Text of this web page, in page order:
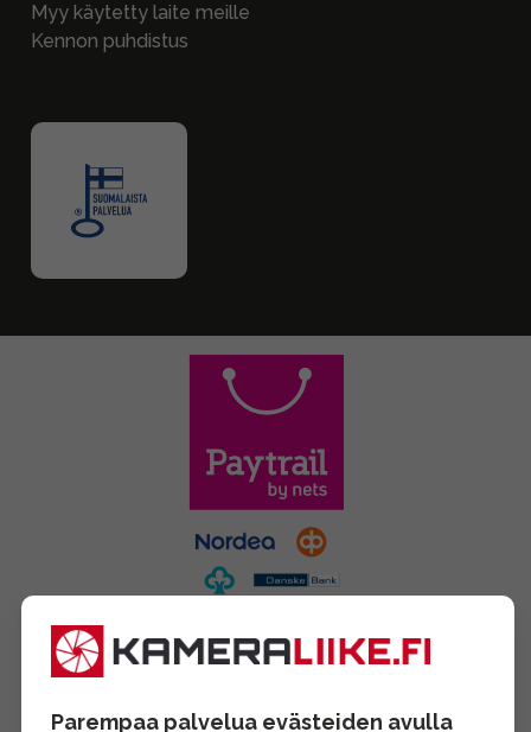
Myy käytetty laite meille
Kennon puhdistus
Parempaa palvelua evästeiden avulla